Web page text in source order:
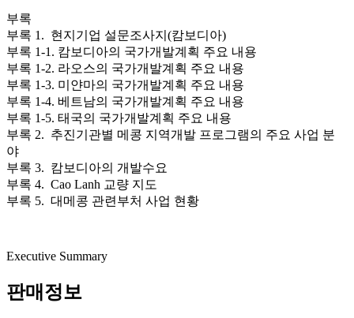
부록
부록 1. 현지기업 설문조사지(캄보디아)
부록 1-1. 캄보디아의 국가개발계획 주요 내용
부록 1-2. 라오스의 국가개발계획 주요 내용
부록 1-3. 미얀마의 국가개발계획 주요 내용
부록 1-4. 베트남의 국가개발계획 주요 내용
부록 1-5. 태국의 국가개발계획 주요 내용
부록 2. 추진기관별 메콩 지역개발 프로그램의 주요 사업 분
야
부록 3. 캄보디아의 개발수요
부록 4. Cao Lanh 교량 지도
부록 5. 대메콩 관련부처 사업 현황
Executive Summary
판매정보